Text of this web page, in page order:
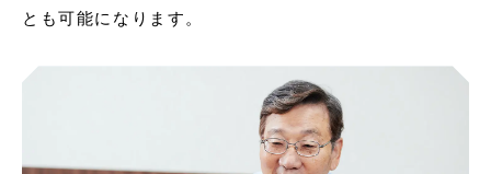
とも可能になります。